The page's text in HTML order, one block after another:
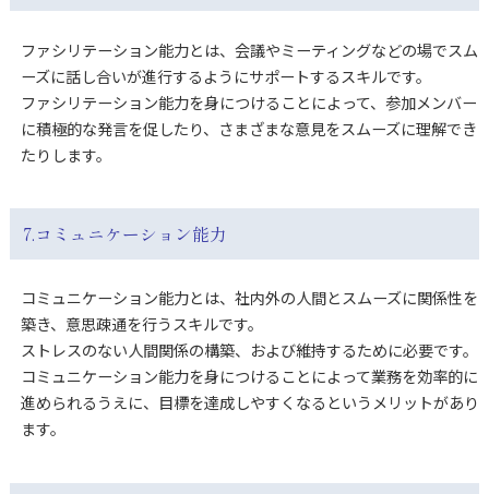
ファシリテーション能力とは、会議やミーティングなどの場でスム
ーズに話し合いが進行するようにサポートするスキルです。
ファシリテーション能力を身につけることによって、参加メンバー
に積極的な発言を促したり、さまざまな意見をスムーズに理解でき
たりします。
7.コミュニケーション能力
コミュニケーション能力とは、社内外の人間とスムーズに関係性を
築き、意思疎通を行うスキルです。
ストレスのない人間関係の構築、および維持するために必要です。
コミュニケーション能力を身につけることによって業務を効率的に
進められるうえに、目標を達成しやすくなるというメリットがあり
ます。